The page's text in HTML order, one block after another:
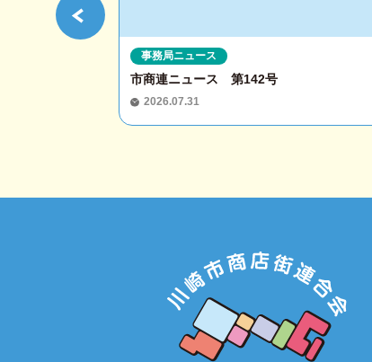
市商連ニュース 第142号
2026.07.31
事務局ニュース